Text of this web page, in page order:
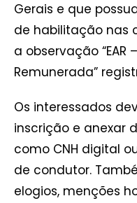
Gerais e que
de habilitação nas
a observação “EAR
Remunerada”
Os interessados
inscrição e anexar
como CNH digital
de condutor.
elogios, menções